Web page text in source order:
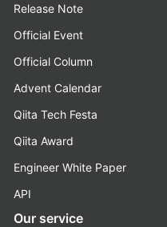
Release Note
Official Event
Official Column
Advent Calendar
Qiita Tech Festa
Qiita Award
Engineer White Paper
API
Our service